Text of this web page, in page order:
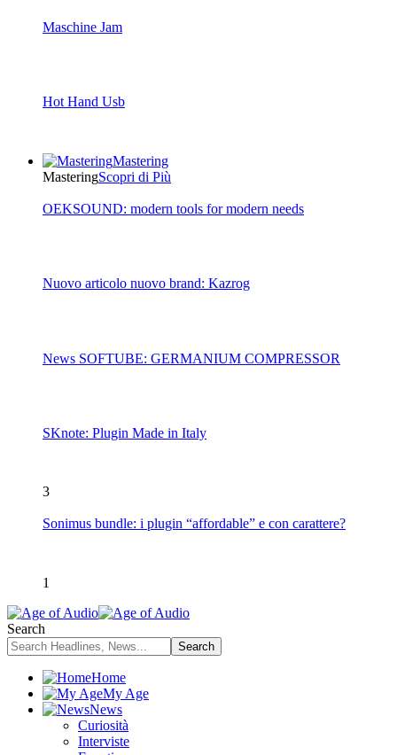
Maschine Jam
Hot Hand Usb
Mastering
MasteringScopri di Più
OEKSOUND: modern tools for modern needs
Nuovo articolo nuovo brand: Kazrog
News SOFTUBE: GERMANIUM COMPRESSOR
SKnote: Plugin Made in Italy
3
Sonimus bundle: i plugin “affordable” e con carattere?
1
Search
Home
My Age
News
Curiosità
Interviste